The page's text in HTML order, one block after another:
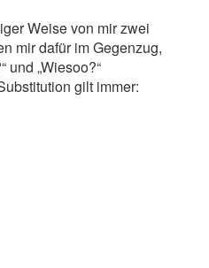
Weise von mir zwei
mir dafür im Gegenzug,
und „Wiesoo?“
gilt immer: